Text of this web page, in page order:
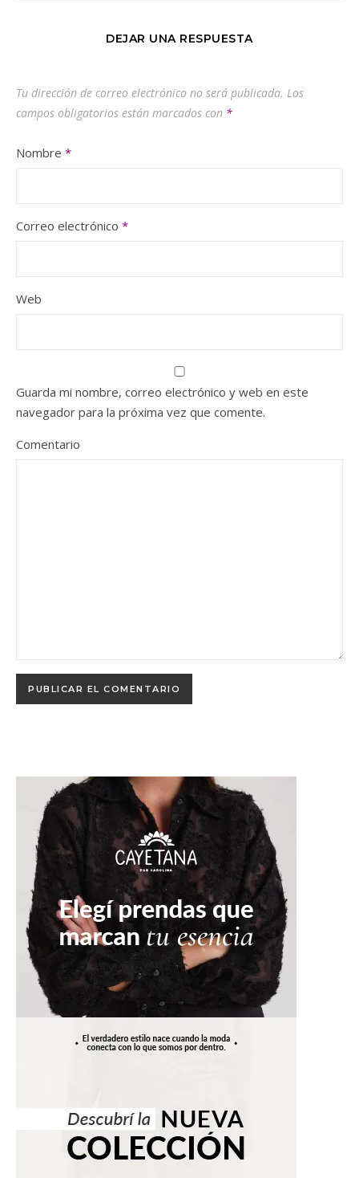
DEJAR UNA RESPUESTA
Tu dirección de correo electrónico no será publicada. Los
campos obligatorios están marcados con *
Nombre *
Correo electrónico *
Web
Guarda mi nombre, correo electrónico y web en este
navegador para la próxima vez que comente.
Comentario